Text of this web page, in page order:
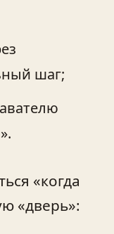
шаг;
«когда
«дверь»: